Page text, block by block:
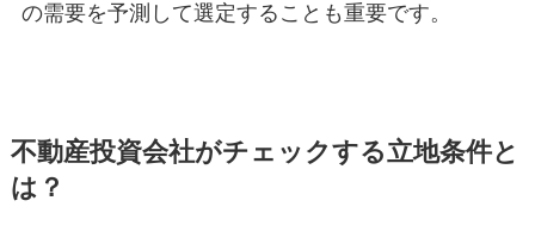
の需要を予測して選定することも重要です。
不動産投資会社がチェックする立地条件と
は？